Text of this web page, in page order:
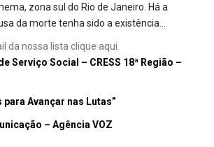
zona sul do Rio de Janeiro. Há a
da morte tenha sido a existência…
da nossa lista clique aqui
Serviço Social – CRESS 18ª Região –
Avançar nas Lutas”
– Agência VOZ